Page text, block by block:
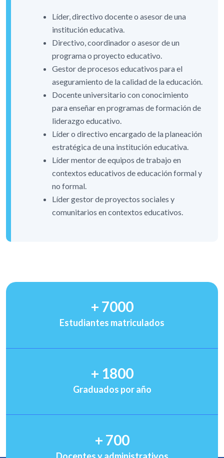
Líder, directivo docente o asesor de una
institución educativa.
Directivo, coordinador o asesor de un
programa o proyecto educativo.
Gestor de procesos educativos para el
aseguramiento de la calidad de la educación.
Docente universitario con conocimiento
para enseñar en programas de formación de
liderazgo educativo.
Líder o directivo encargado de la planeación
estratégica de una institución educativa.
Líder mentor de equipos de trabajo en
contextos educativos de educación formal y
no formal.
Líder gestor de proyectos sociales y
comunitarios en contextos educativos.
+ 7000
Estudiantes matriculados
+ 1800
Graduados por año
+ 700